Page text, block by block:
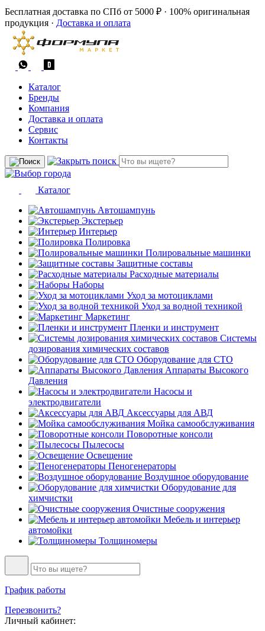
Бесплатная доставка по СПб от 5000 ₽ · 100% оригинальная
продукция · Доставка и оплата
Каталог
Бренды
Компания
Доставка и оплата
Сервис
Контакты
Каталог
Автошампунь
Экстерьер
Интерьер
Полировка
Полировальные машинки
Защитные составы
Расходные материалы
Наборы
Уход за мотоциклами
Уход за водной техникой
Маркетинг
Пленки и инструмент
Системы
дозирования химических составов
Оборудование для СТО
Аппараты Высокого
Давления
Насосы и
электродвигатели
Аксессуары для АВД
Мойка самообслуживания
Поворотные консоли
Пылесосы
Освещение
Пеногенераторы
Воздушное оборудование
Оборудование для
химчистки
Очистные сооружения
Мебель и интерьер
автомойки
Толщиномеры
График работы
Перезвонить?
Личный кабинет: